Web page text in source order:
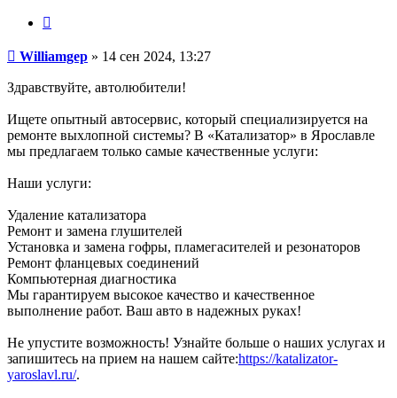
Сообщение
Williamgep » 14 сен 2024, 13:27
Здравствуйте, автолюбители!
Ищете опытный автосервис, который специализируется на
ремонте выхлопной системы? В «Катализатор» в Ярославле
мы предлагаем только самые качественные услуги:
Наши услуги:
Удаление катализатора
Ремонт и замена глушителей
Установка и замена гофры, пламегасителей и резонаторов
Ремонт фланцевых соединений
Компьютерная диагностика
Мы гарантируем высокое качество и качественное
выполнение работ. Ваш авто в надежных руках!
Не упустите возможность! Узнайте больше о наших услугах и
запишитесь на прием на нашем сайте:https://katalizator-
yaroslavl.ru/.